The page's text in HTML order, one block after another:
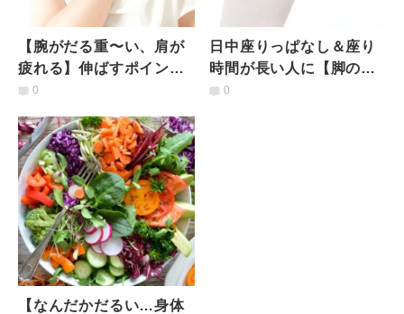
【腕がだる重〜い、肩が
疲れる】伸ばすポイント
は肩の外側の筋肉！重い
トレッチ
0
日中座りっぱなし＆座り
時間が長い人に【脚の疲
れ・むくみ解消】手を使
0
【なんだかだるい…身体